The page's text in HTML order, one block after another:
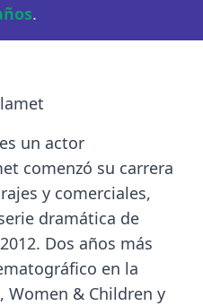
.
un actor
comenzó su carrera
y comerciales,
dramática de
Dos años más
en la
Women & Children y